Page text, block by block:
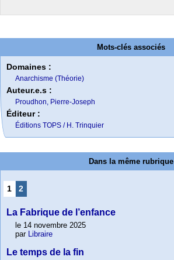
Mots-clés associés
Domaines :
Anarchisme (Théorie)
Auteur.e.s :
Proudhon, Pierre-Joseph
Éditeur :
Éditions TOPS / H. Trinquier
Dans la même rubrique
1 2
La Fabrique de l’enfance
le 14 novembre 2025
par Libraire
Le temps de la fin